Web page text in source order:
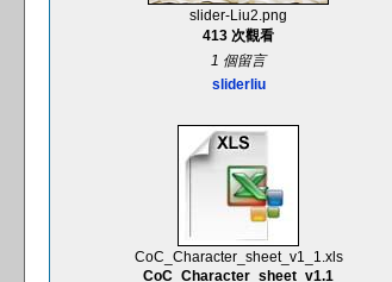
slider-Liu2.png
413 次觀看
1 個留言
sliderliu
CoC_Character_sheet_v1_1.xls
CoC_Character_sheet_v1.1